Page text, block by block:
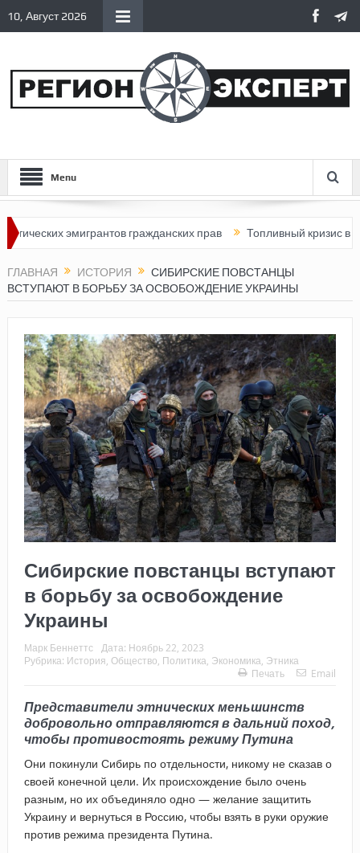
10, Август 2026
Menu
эмигрантов гражданских прав Топливный кризис в России
ГЛАВНАЯ ИСТОРИЯ
СИБИРСКИЕ ПОВСТАНЦЫ
ВСТУПАЮТ В БОРЬБУ ЗА ОСВОБОЖДЕНИЕ УКРАИНЫ
Сибирские повстанцы вступают
в борьбу за освобождение
Украины
Марк Беннеттс Дата: Ноябрь 22, 2023
Рубрика: История Общество Политика Экономика Этника
Печать
Email
Представители этнических меньшинств
добровольно отправляются в дальний поход,
чтобы противостоять режиму Путина
Они покинули Сибирь по отдельности, никому не сказав о
своей конечной цели. Их происхождение было очень
разным, но их объединяло одно — желание защитить
Украину и вернуться в Россию, чтобы взять в руки оружие
против режима президента Путина.